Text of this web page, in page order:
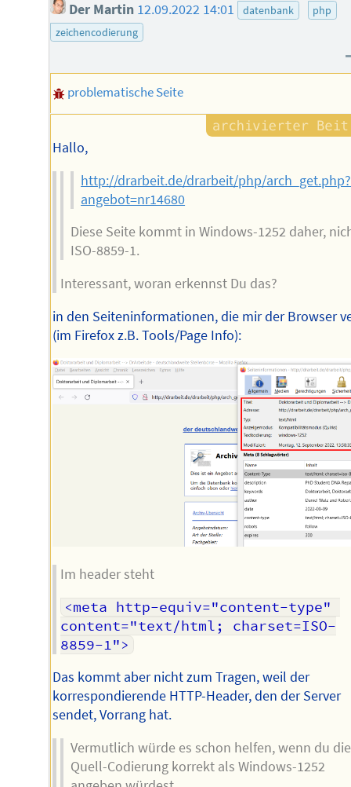
Der Martin 12.09.2022 14:01 datenbank
php
zeichencodierung
problematische Seite
Hallo,
http://drarbeit.de/drarbeit/php/arch_get.php?
angebot=nr14680
Diese Seite kommt in Windows-1252 daher,
ISO-8859-1.
Interessant, woran erkennst Du das?
in den Seiteninformationen, die mir der Browser
(im Firefox z.B. Tools/Page Info):
Im header steht
<meta http-equiv="content-type"
content="text/html; charset=ISO-
8859-1">
Das kommt aber nicht zum Tragen, weil der
korrespondierende HTTP-Header, den der Server
sendet, Vorrang hat.
Vermutlich würde es schon helfen, wenn du die
Quell-Codierung korrekt als Windows-1252